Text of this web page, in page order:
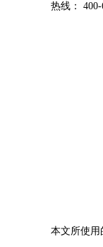
热线：
本文所使用